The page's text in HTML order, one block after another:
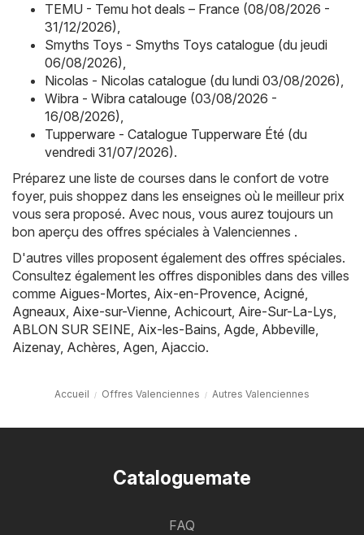
TEMU - Temu hot deals – France (08/08/2026 -
31/12/2026),
Smyths Toys - Smyths Toys catalogue (du jeudi
06/08/2026),
Nicolas - Nicolas catalogue (du lundi 03/08/2026),
Wibra - Wibra catalouge (03/08/2026 -
16/08/2026),
Tupperware - Catalogue Tupperware Été (du
vendredi 31/07/2026).
Préparez une liste de courses dans le confort de votre
foyer, puis shoppez dans les enseignes où le meilleur prix
vous sera proposé. Avec nous, vous aurez toujours un
bon aperçu des offres spéciales à Valenciennes .
D'autres villes proposent également des offres spéciales.
Consultez également les offres disponibles dans des villes
comme Aigues-Mortes, Aix-en-Provence, Acigné,
Agneaux, Aixe-sur-Vienne, Achicourt, Aire-Sur-La-Lys,
ABLON SUR SEINE, Aix-les-Bains, Agde, Abbeville,
Aizenay, Achères, Agen, Ajaccio.
Accueil Offres Valenciennes Autres Valenciennes
Cataloguemate
FAQ